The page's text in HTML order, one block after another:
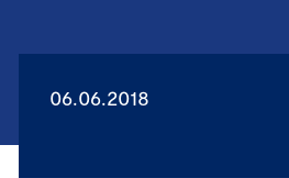
06.06.2018